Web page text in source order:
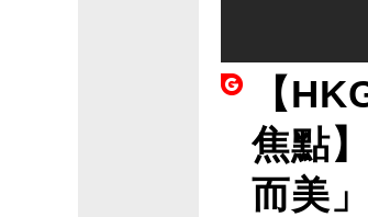
【
焦點
而美